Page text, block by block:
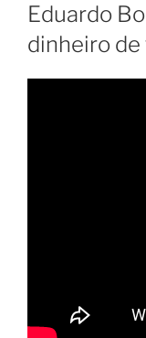
Eduardo
dinheiro